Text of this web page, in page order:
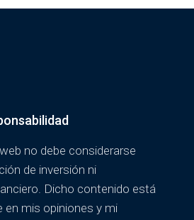
no debe considerarse
de inversión ni
Dicho contenido está
en mis opiniones y mi